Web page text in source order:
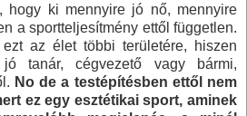
hogy ki mennyire jó nő, mennyire
a sportteljesítmény ettől független.
az élet többi területére, hiszen
tanár, cégvezető vagy bármi,
No de a testépítésben ettől nem
ez egy esztétikai sport, aminek